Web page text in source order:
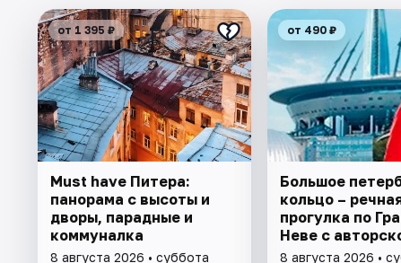
от 1 395 ₽
Must have Питера:
панорама с высоты и
дворы, парадные и
коммуналка
8 августа 2026 • суббота
от 490 ₽
Большое
кольцо –
прогулка пo
Неве с
экскурсией и
8 августа 2026 •